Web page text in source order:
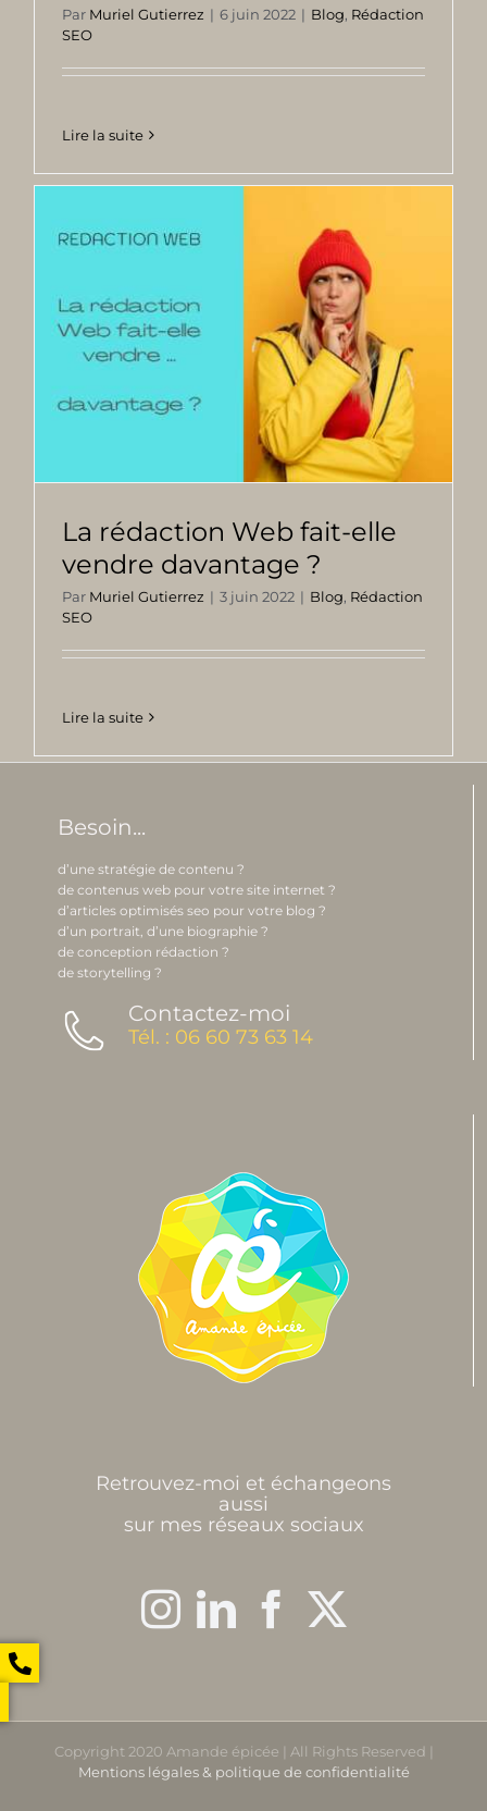
Par Muriel Gutierrez | 6 juin 2022 | Blog, Rédaction
SEO
Lire la suite
La rédaction Web fait-elle
vendre davantage ?
Par Muriel Gutierrez | 3 juin 2022 | Blog, Rédaction
SEO
Lire la suite
Besoin...
d’une stratégie de contenu ?
de contenus web pour votre site internet ?
d’articles optimisés seo pour votre blog ?
d’un portrait, d’une biographie ?
de conception rédaction ?
de storytelling ?
Contactez-moi
Tél. : 06 60 73 63 14
Retrouvez-moi et échangeons
aussi
sur mes réseaux sociaux
Copyright 2020 Amande épicée | All Rights Reserved |
Mentions légales & politique de confidentialité